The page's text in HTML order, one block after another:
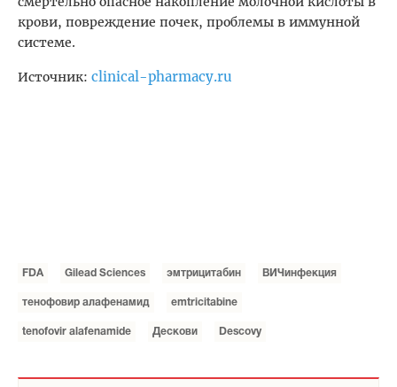
крови, повреждение почек, проблемы в иммунной
системе.
Источник: clinical-pharmacy.ru
FDA Gilead Sciences эмтрицитабин ВИЧинфекция
тенофовир алафенамид emtricitabine
tenofovir alafenamide Дескови Descovy